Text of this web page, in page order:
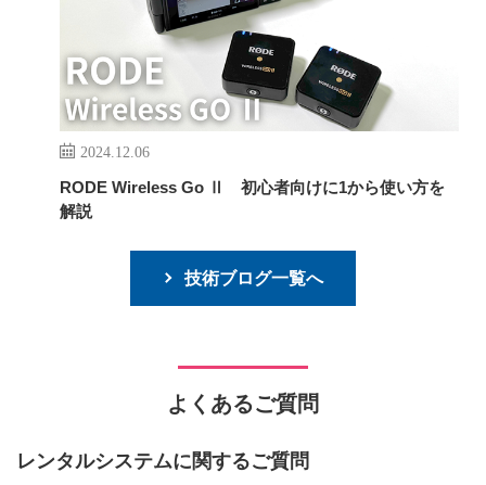
2024.12.06
RODE Wireless Go Ⅱ 初心者向けに1から使い方を
解説
技術ブログ一覧へ
よくあるご質問
レンタルシステムに関するご質問